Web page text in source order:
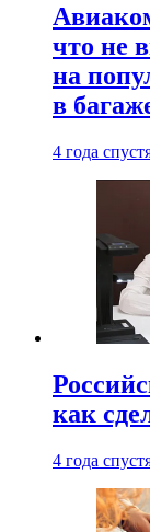
что не
на
в
4 года
как
4 года